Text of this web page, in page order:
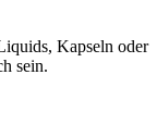
Kapseln oder
sein.